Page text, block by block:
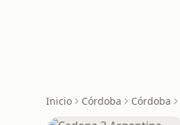
Inicio Córdoba Córdoba